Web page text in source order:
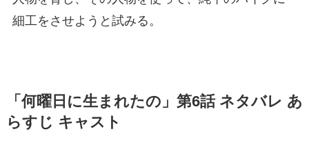
細工をさせようと試みる。
「何曜日に生まれたの」第6話 ネタバレ あ
らすじ キャスト